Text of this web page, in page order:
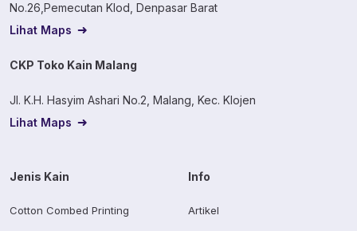
No.26,Pemecutan Klod, Denpasar Barat
Lihat Maps
CKP Toko Kain Malang
Jl. K.H. Hasyim Ashari No.2, Malang, Kec. Klojen
Lihat Maps
Jenis Kain
Cotton Combed Printing
Info
Artikel